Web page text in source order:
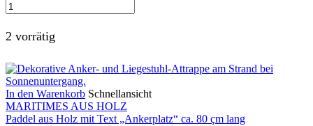
2 vorrätig
In den Warenkorb Schnellansicht
MARITIMES AUS HOLZ
Paddel aus Holz mit Text „Ankerplatz“ ca. 80 çm lang